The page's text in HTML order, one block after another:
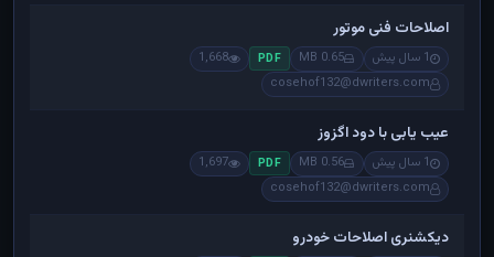
اصلاحات فنی موتور
1 سال پیش 0.65 MB
PDF
1,668
cosehof132@dwriters.com
عیب یابی با دود اگزوز
1 سال پیش 0.56 MB
PDF
1,697
cosehof132@dwriters.com
دیکشنری اصلاحات خودرو